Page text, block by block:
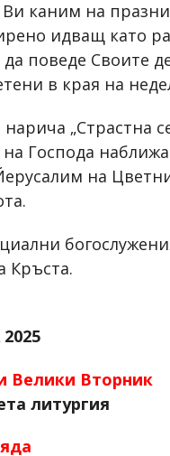
каним на
идващ като
поведе Своите
в края на
„Страстна
Господа
на
Кръста.
Велики Вторник
литургия